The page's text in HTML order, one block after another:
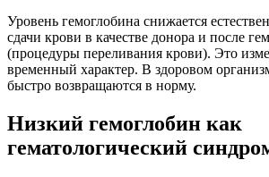
Уровень гемоглобина снижается
сдачи крови в качестве донора и после
(процедуры переливания крови). Это
временный характер. В здоровом
быстро возвращаются в норму.
Низкий гемоглобин как
гематологический